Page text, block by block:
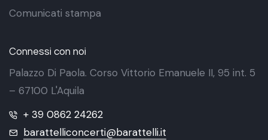
Comunicati stampa
Connessi con noi
Palazzo Di Paola. Corso Vittorio Emanuele II, 95 int. 5
– 67100 L'Aquila
+ 39 0862 24262
barattelliconcerti@barattelli.it